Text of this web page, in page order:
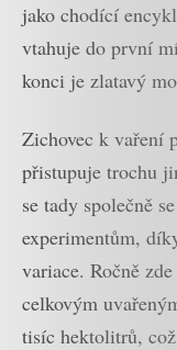
jako chodící
vtahuje do první
konci je zlatavý
Zichovec k vaření
přistupuje trochu
se tady společně
experimentům,
variace. Ročně
celkovým
tisíc hektolitrů,